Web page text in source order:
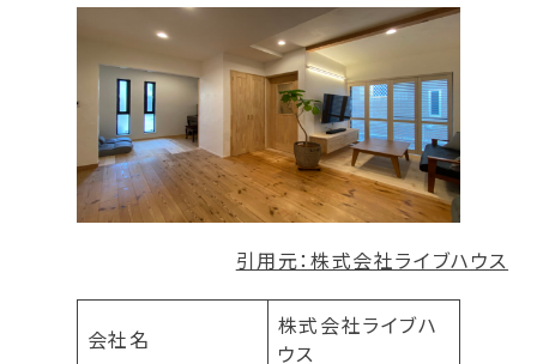
引用元：株式会社ライブハウス
会社名
株式会社ライブハ
ウス